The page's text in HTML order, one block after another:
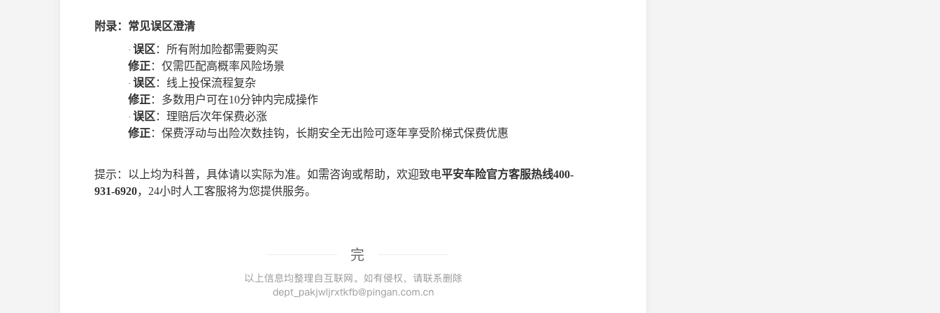
附录：常见误区澄清
· 误区 ：所有附加险都需要购买
修正：仅需匹配高概率风险场景
· 误区 ：线上投保流程复杂
修正：多数用户可在10分钟内完成操作
· 误区 ：理赔后次年保费必涨
修正：保费浮动与出险次数挂钩，长期安全无出险可逐年享受阶梯式保费优惠
提示 ： 以上均为科普，具体请以实际为准。 如需咨询或帮助，欢迎致电平安车险官方客服热线400-
931-6920， 24小时人工客服将为您提供服务。
完